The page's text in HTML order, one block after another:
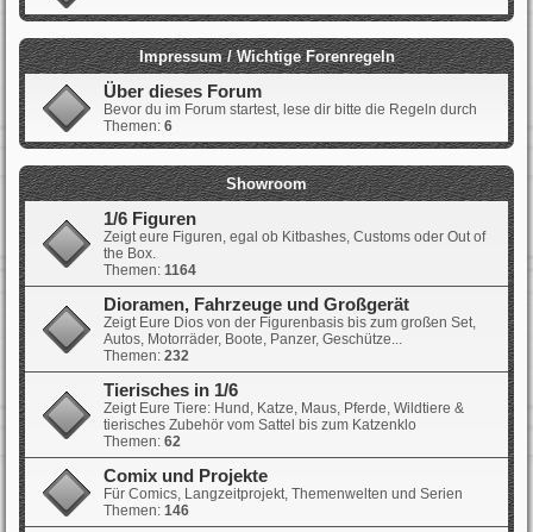
Impressum / Wichtige Forenregeln
Über dieses Forum
Bevor du im Forum startest, lese dir bitte die Regeln durch
Themen: 6
Showroom
1/6 Figuren
Zeigt eure Figuren, egal ob Kitbashes, Customs oder Out of
the Box.
Themen: 1164
Dioramen, Fahrzeuge und Großgerät
Zeigt Eure Dios von der Figurenbasis bis zum großen Set,
Autos, Motorräder, Boote, Panzer, Geschütze...
Themen: 232
Tierisches in 1/6
Zeigt Eure Tiere: Hund, Katze, Maus, Pferde, Wildtiere &
tierisches Zubehör vom Sattel bis zum Katzenklo
Themen: 62
Comix und Projekte
Für Comics, Langzeitprojekt, Themenwelten und Serien
Themen: 146